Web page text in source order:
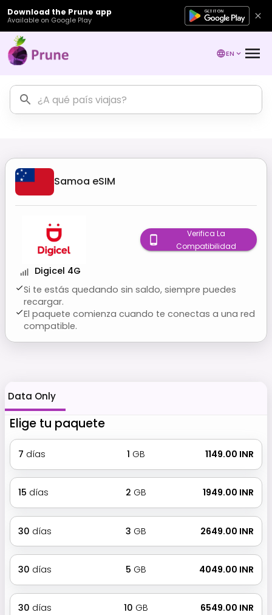
Download the Prune app
Available on Google Play
EN
Samoa eSIM
Digicel 4G
Si te estás quedando sin saldo, siempre puedes
recargar.
El paquete comienza cuando te conectas a una red
compatible.
Verifica La
Compatibilidad
Data Only
Elige tu paquete
7 días 1 GB ₹ 1149.00 INR
15 días 2 GB ₹ 1949.00 INR
30 días 3 GB ₹ 2649.00 INR
30 días 5 GB ₹ 4049.00 INR
30 días 10 GB ₹ 6549.00 INR